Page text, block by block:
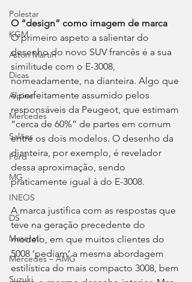
Polestar
KGM
Aston Martin
Dicas
Alpine
Mercedes
Salões
Ford
MG
INEOS
DS
Maserati
Mercedes – AMG
Suzuki
O “design” como imagem de marca
O primeiro aspeto a salientar do
desenho do novo SUV francês é a sua
similitude com o E-3008,
nomeadamente, na dianteira. Algo que
é perfeitamente assumido pelos
responsáveis da Peugeot, que estimam
“cerca de 60%” de partes em comum
entre os dois modelos. O desenho da
dianteira, por exemplo, é revelador
dessa aproximação, sendo
praticamente igual à do E-3008.
A marca justifica com as respostas que
teve na geração precedente do
modelo, em que muitos clientes do
5008 ‘pediam’ a mesma abordagem
estilística do mais compacto 3008, bem